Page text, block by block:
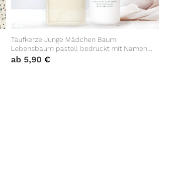
Taufkerze Junge Mädchen Baum
Lebensbaum pastell bedruckt mit Namen,
Datum und auf Wunsch eigenem,
vorgegebenem oder keinem Taufspruch
ab 5,90 €